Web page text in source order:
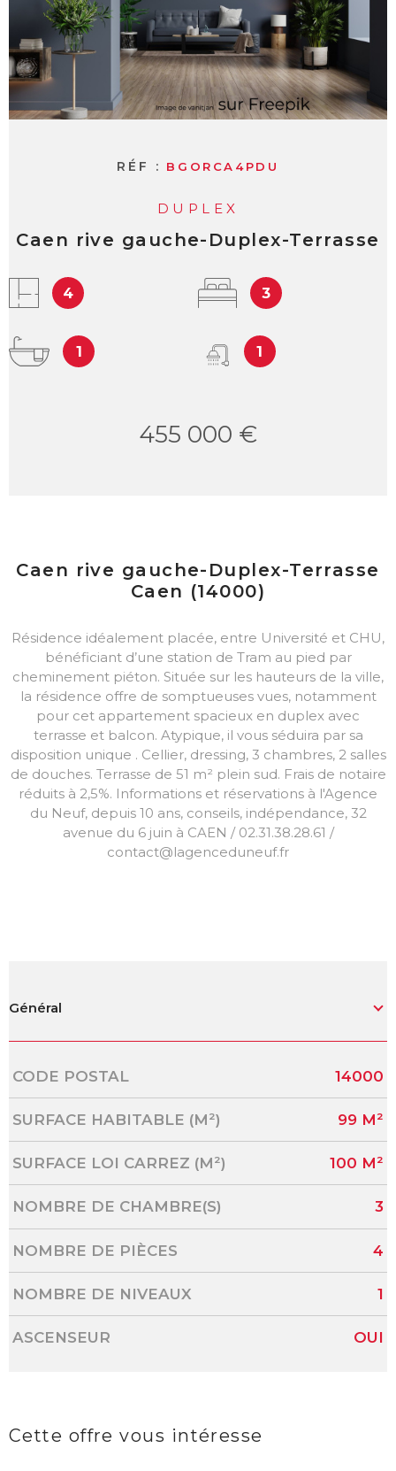
RÉF : BGORCA4PDU
DUPLEX
Caen rive gauche-Duplex-Terrasse
4 3
1 1
455 000 €
Caen rive gauche-Duplex-Terrasse
Caen (14000)
Résidence idéalement placée, entre Université et CHU,
bénéficiant d’une station de Tram au pied par
cheminement piéton. Située sur les hauteurs de la ville,
la résidence offre de somptueuses vues, notamment
pour cet appartement spacieux en duplex avec
terrasse et balcon. Atypique, il vous séduira par sa
disposition unique . Cellier, dressing, 3 chambres, 2 salles
de douches. Terrasse de 51 m² plein sud. Frais de notaire
réduits à 2,5%. Informations et réservations à l'Agence
du Neuf, depuis 10 ans, conseils, indépendance, 32
avenue du 6 juin à CAEN / 02.31.38.28.61 /
contact@lagenceduneuf.fr
Général
Caractérisque Valeurs
CODE POSTAL 14000
SURFACE HABITABLE (M²) 99 M²
SURFACE LOI CARREZ (M²) 100 M²
NOMBRE DE CHAMBRE(S) 3
NOMBRE DE PIÈCES 4
NOMBRE DE NIVEAUX 1
ASCENSEUR OUI
Cette offre vous intéresse